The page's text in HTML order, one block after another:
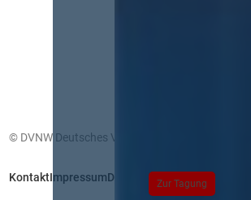
Zur Tagung
© DVNW Deutsches Vergabenetzwerk GmbH
KontaktImpressumDatenschutz